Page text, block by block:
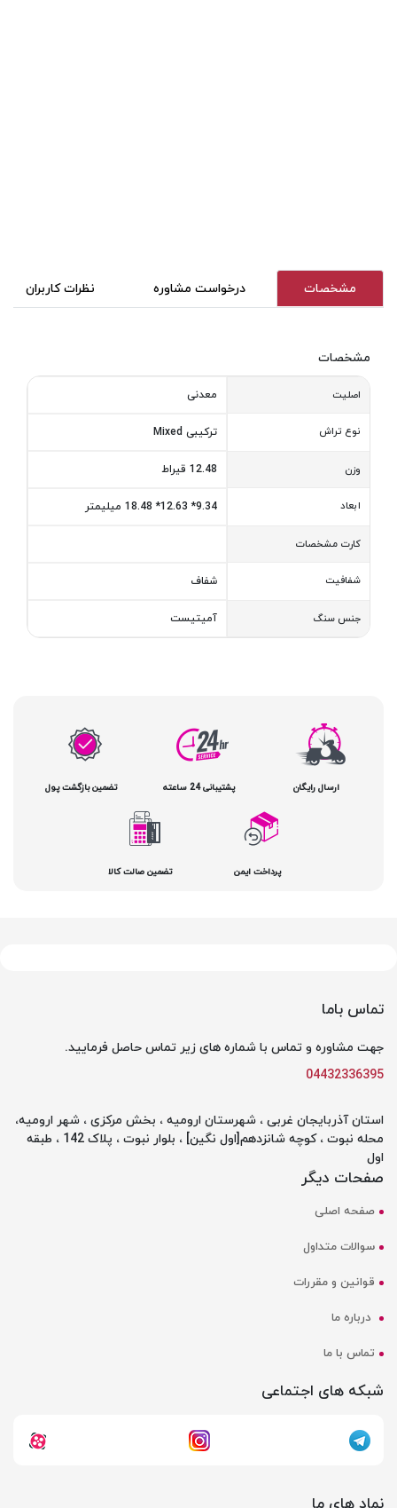
مشخصات درخواست مشاوره نظرات کاربران
مشخصات
اصلیت معدنی
نوع تراش ترکیبی Mixed
وزن 12.48 قیراط
ابعاد 9.34* 12.63* 18.48 میلیمتر
کارت مشخصات
شفافیت شفاف
جنس سنگ آمیتیست
ارسال رایگان پشتیبانی 24 ساعته تضمین بازگشت پول
پرداخت ایمن تضمین صالت کالا
تماس باما
جهت مشاوره و تماس با شماره های زیر تماس حاصل فرمایید.
04432336395
استان آذربایجان غربی ، شهرستان ارومیه ، بخش مرکزی ، شهر ارومیه،
محله نبوت ، کوچه شانزدهم[اول نگین] ، بلوار نبوت ، پلاک 142 ، طبقه
اول
صفحات دیگر
صفحه اصلی
سوالات متداول
قوانین و مقررات
درباره ما
تماس با ما
شبکه های اجتماعی